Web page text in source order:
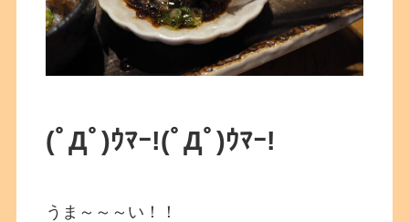
(ﾟДﾟ)ｳﾏｰ!(ﾟДﾟ)ｳﾏｰ!
うま～～～い！！